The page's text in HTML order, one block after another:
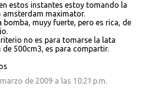
estos instantes estoy tomando la
amsterdam maximator.
bomba, muyy fuerte, pero es rica, de
no es para tomarse la lata
de 500cm3, es para compartir.
de 2009 a las 10:21 p.m.